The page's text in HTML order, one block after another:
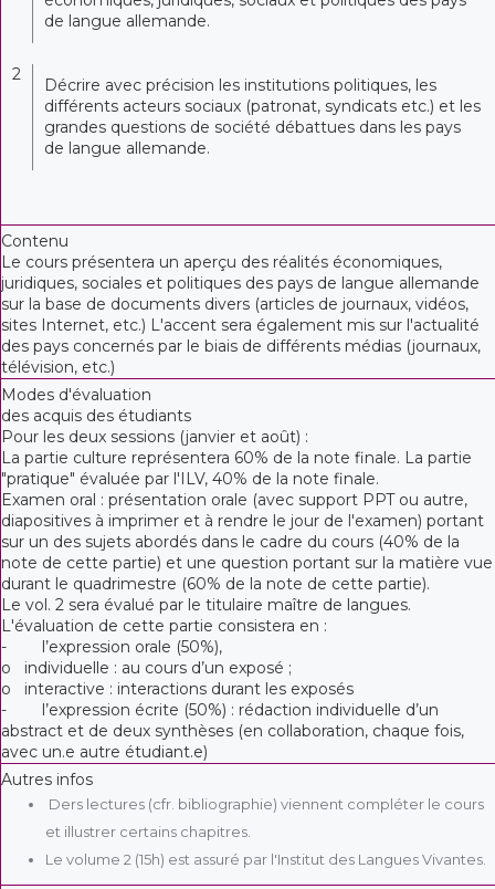
de langue allemande.
2
Décrire avec précision les institutions politiques, les
différents acteurs sociaux (patronat, syndicats etc.) et les
grandes questions de société débattues dans les pays
de langue allemande.
Contenu
Le cours présentera un aperçu des réalités économiques,
juridiques, sociales et politiques des pays de langue allemande
sur la base de documents divers (articles de journaux, vidéos,
sites Internet, etc.) L'accent sera également mis sur l'actualité
des pays concernés par le biais de différents médias (journaux,
télévision, etc.)
Modes d'évaluation
des acquis des étudiants
Pour les deux sessions (janvier et août) :
La partie culture représentera 60% de la note finale. La partie
"pratique" évaluée par l'ILV, 40% de la note finale.
Examen oral : présentation orale (avec support PPT ou autre,
diapositives à imprimer et à rendre le jour de l'examen) portant
sur un des sujets abordés dans le cadre du cours (40% de la
note de cette partie) et une question portant sur la matière vue
durant le quadrimestre (60% de la note de cette partie).
Le vol. 2 sera évalué par le titulaire maître de langues.
L'évaluation de cette partie consistera en :
- l’expression orale (50%),
o individuelle : au cours d’un exposé ;
o interactive : interactions durant les exposés
- l’expression écrite (50%) : rédaction individuelle d’un
abstract et de deux synthèses (en collaboration, chaque fois,
avec un.e autre étudiant.e)
Autres infos
Ders lectures (cfr. bibliographie) viennent compléter le cours
et illustrer certains chapitres.
Le volume 2 (15h) est assuré par l'Institut des Langues Vivantes.